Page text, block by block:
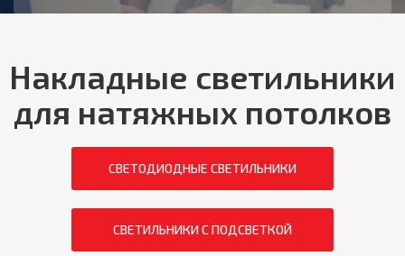
Накладные светильники
для натяжных потолков
СВЕТОДИОДНЫЕ СВЕТИЛЬНИКИ
CВЕТИЛЬНИКИ С ПОДСВЕТКОЙ